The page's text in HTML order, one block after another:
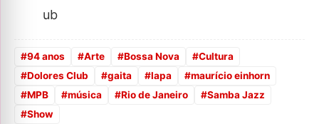
ub
#94 anos #Arte #Bossa Nova #Cultura
#Dolores Club #gaita #lapa #maurício einhorn
#MPB #música #Rio de Janeiro #Samba Jazz
#Show